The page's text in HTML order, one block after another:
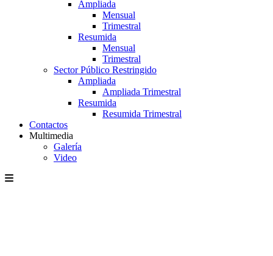
Ampliada
Mensual
Trimestral
Resumida
Mensual
Trimestral
Sector Público Restringido
Ampliada
Ampliada Trimestral
Resumida
Resumida Trimestral
Contactos
Multimedia
Galería
Video